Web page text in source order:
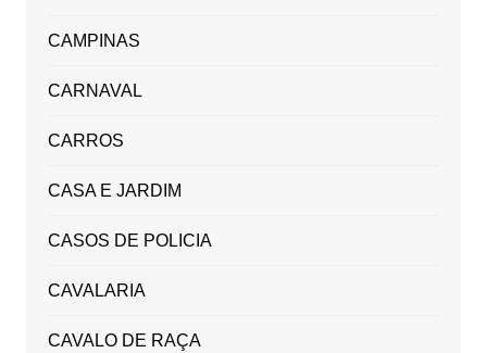
CAMPINAS
CARNAVAL
CARROS
CASA E JARDIM
CASOS DE POLICIA
CAVALARIA
CAVALO DE RAÇA